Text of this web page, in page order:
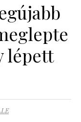
lépett